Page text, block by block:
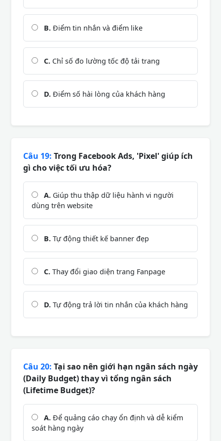
B. Điểm tin nhắn và điểm like
C. Chỉ số đo lường tốc độ tải trang
D. Điểm số hài lòng của khách hàng
Câu 19: Trong Facebook Ads, 'Pixel' giúp ích
gì cho việc tối ưu hóa?
A. Giúp thu thập dữ liệu hành vi người
dùng trên website
B. Tự động thiết kế banner đẹp
C. Thay đổi giao diện trang Fanpage
D. Tự động trả lời tin nhắn của khách hàng
Câu 20: Tại sao nên giới hạn ngân sách ngày
(Daily Budget) thay vì tổng ngân sách
(Lifetime Budget)?
A. Để quảng cáo chạy ổn định và dễ kiểm
soát hàng ngày